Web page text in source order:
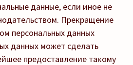
данные, если иное не
Прекращение
персональных данных
данных может сделать
предоставление такому